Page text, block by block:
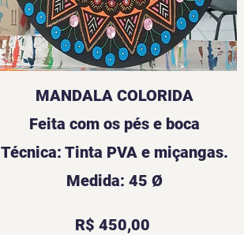
MANDALA COLORIDA
Feita com os pés e boca
Técnica: Tinta PVA e miçangas.
Medida: 45 Ø
R$ 450,00